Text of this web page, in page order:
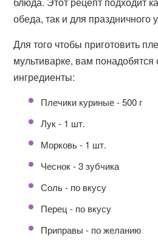
обеда, так и для праздничного
Для того чтобы приготовить
мультиварке, вам
ингредиенты:
Плечики куриные - 500 г
Лук - 1 шт.
Морковь - 1 шт.
Чеснок - 3 зубчика
Соль - по вкусу
Перец - по вкусу
Приправы - по желанию